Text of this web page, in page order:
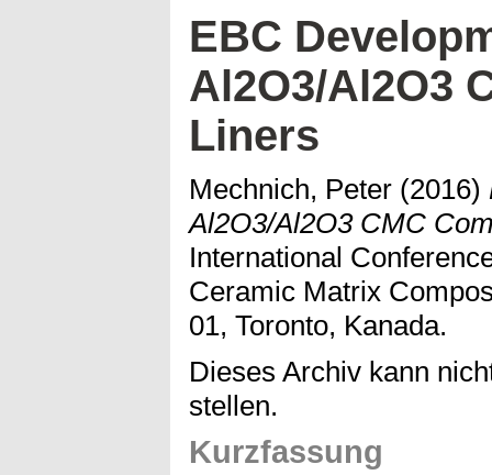
EBC
Al2O3/Al2O3
Liners
Mechnich, Peter (2016)
Al2O3/Al2O3 CMC
International
Ceramic Matrix
01, Toronto, Kanada.
Dieses Archiv kann
stellen.
Kurzfassung